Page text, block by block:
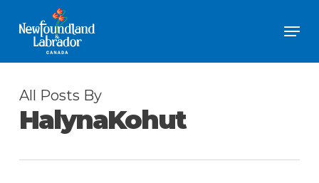
content
All Posts By
HalynaKohut
Menu